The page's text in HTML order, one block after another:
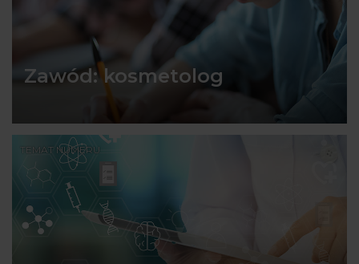
Zawód: kosmetolog
TEMAT NUMERU